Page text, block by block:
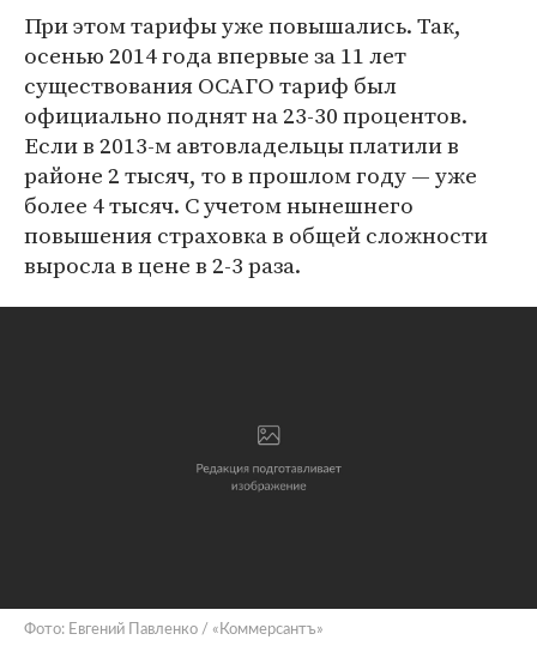
При этом тарифы уже повышались. Так,
осенью 2014 года впервые за 11 лет
существования ОСАГО тариф был
официально поднят на 23-30 процентов.
Если в 2013-м автовладельцы платили в
районе 2 тысяч, то в прошлом году — уже
более 4 тысяч. С учетом нынешнего
повышения страховка в общей сложности
выросла в цене в 2-3 раза.
Фото: Евгений Павленко / «Коммерсантъ»